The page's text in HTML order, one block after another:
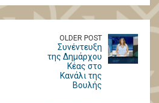
OLDER POST
Συνέντευξη
της Δημάρχου
Κέας στο
Κανάλι της
Βουλής